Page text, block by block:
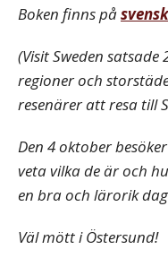
Boken finns på
(Visit Sweden
regioner och
resenärer att resa till
Den 4 oktober
veta vilka de är och
en bra och lärorik
Väl mött i Östersund!